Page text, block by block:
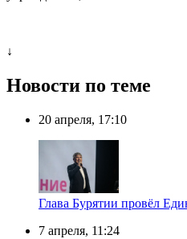
↓
Новости по теме
20 апреля, 17:10
Глава Бурятии провёл
7 апреля, 11:24